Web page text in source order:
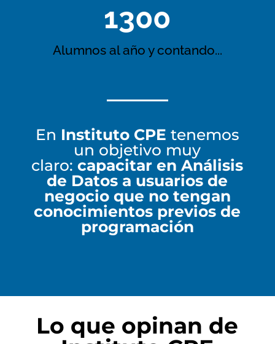
1300
Alumnos al año y contando...
En Instituto CPE tenemos
un objetivo muy
claro:capacitar en Análisis
de Datos a usuarios de
negocio que no tengan
conocimientos previosde
programación
Lo que opinan de